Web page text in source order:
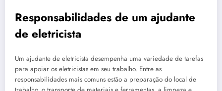
Responsabilidades de um ajudante
de eletricista
Um ajudante de eletricista desempenha uma variedade de tarefas
para apoiar os eletricistas em seu trabalho. Entre as
responsabilidades mais comuns estão a preparação do local de